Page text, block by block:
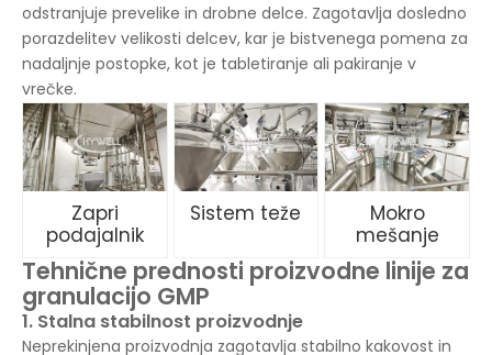
odstranjuje prevelike in drobne delce. Zagotavlja dosledno
porazdelitev velikosti delcev, kar je bistvenega pomena za
nadaljnje postopke, kot je tabletiranje ali pakiranje v
vrečke.
Zapri
podajalnik
Sistem teže
Mokro
mešanje
Tehnične prednosti proizvodne linije za
granulacijo GMP
1. Stalna stabilnost proizvodnje
Neprekinjena proizvodnja zagotavlja stabilno kakovost in